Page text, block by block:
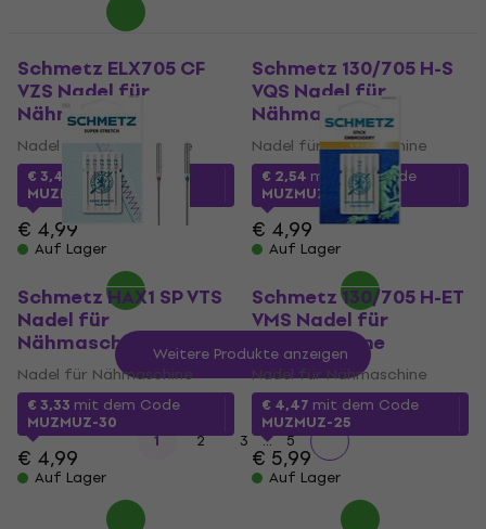
Schmetz ELX705 CF
VZS Nadel für
Nähmaschine
Nadel für Nähmaschine
€ 3,45 mit dem Code
MUZMUZ-30
€ 4,99
Auf Lager
Schmetz 130/705 H-S
VQS Nadel für
Nähmaschine
Nadel für Nähmaschine
€ 2,54 mit dem Code
MUZMUZ-45
€ 4,99
Auf Lager
Schmetz HAX1 SP VTS
Nadel für
Nähmaschine
Nadel für Nähmaschine
€ 3,33 mit dem Code
MUZMUZ-30
€ 4,99
Auf Lager
Schmetz 130/705 H-ET
VMS Nadel für
Nähmaschine
Nadel für Nähmaschine
€ 4,47 mit dem Code
MUZMUZ-25
€ 5,99
Auf Lager
Weitere Produkte anzeigen
1 2 3 ... 5